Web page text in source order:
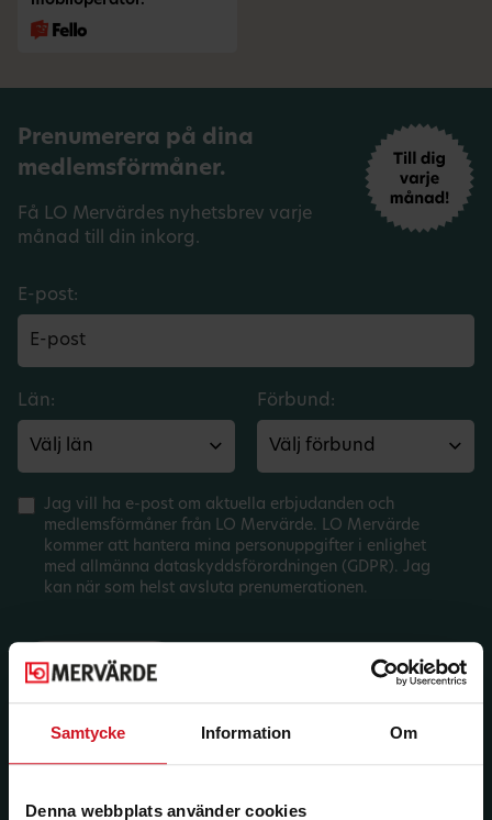
Samtycke Information Om
Denna webbplats använder cookies
Prenumerera på dina
medlemsförmåner.
Få LO Mervärdes nyhetsbrev varje
månad till din inkorg.
E-post:
Län: Förbund:
Jag vill ha e-post om aktuella erbjudanden och
medlemsförmåner från LO Mervärde. LO Mervärde
kommer att hantera mina personuppgifter i enlighet
med allmänna dataskyddsförordningen (GDPR). Jag
kan när som helst avsluta prenumerationen.